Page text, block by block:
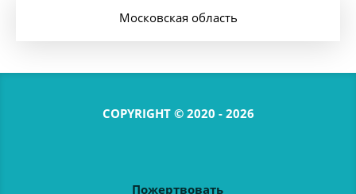
Московская область
COPYRIGHT © 2020 - 2026
Пожертвовать